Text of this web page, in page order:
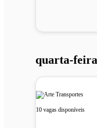
quarta-
10 vagas disponíveis